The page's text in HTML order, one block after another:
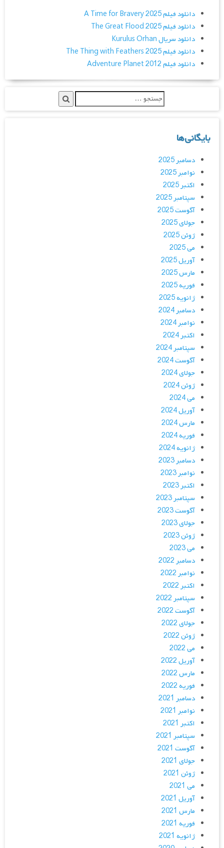
دانلود فیلم A Time for Bravery 2025
دانلود فیلم The Great Flood 2025
دانلود سریال Kurulus Orhan
دانلود فیلم The Thing with Feathers 2025
دانلود فیلم Adventure Planet 2012
بایگانی‌ها
دسامبر 2025
نوامبر 2025
اکتبر 2025
سپتامبر 2025
آگوست 2025
جولای 2025
ژوئن 2025
می 2025
آوریل 2025
مارس 2025
فوریه 2025
ژانویه 2025
دسامبر 2024
نوامبر 2024
اکتبر 2024
سپتامبر 2024
آگوست 2024
جولای 2024
ژوئن 2024
می 2024
آوریل 2024
مارس 2024
فوریه 2024
ژانویه 2024
دسامبر 2023
نوامبر 2023
اکتبر 2023
سپتامبر 2023
آگوست 2023
جولای 2023
ژوئن 2023
می 2023
دسامبر 2022
نوامبر 2022
اکتبر 2022
سپتامبر 2022
آگوست 2022
جولای 2022
ژوئن 2022
می 2022
آوریل 2022
مارس 2022
فوریه 2022
دسامبر 2021
نوامبر 2021
اکتبر 2021
سپتامبر 2021
آگوست 2021
جولای 2021
ژوئن 2021
می 2021
آوریل 2021
مارس 2021
فوریه 2021
ژانویه 2021